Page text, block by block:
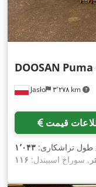
Jasło ۳٬۲۷۸ km
DOOSAN Puma
قیمت
طول تراشکاری: ۱٬۰۴۳
, سوراخ اسپیندل: ۱۱۶